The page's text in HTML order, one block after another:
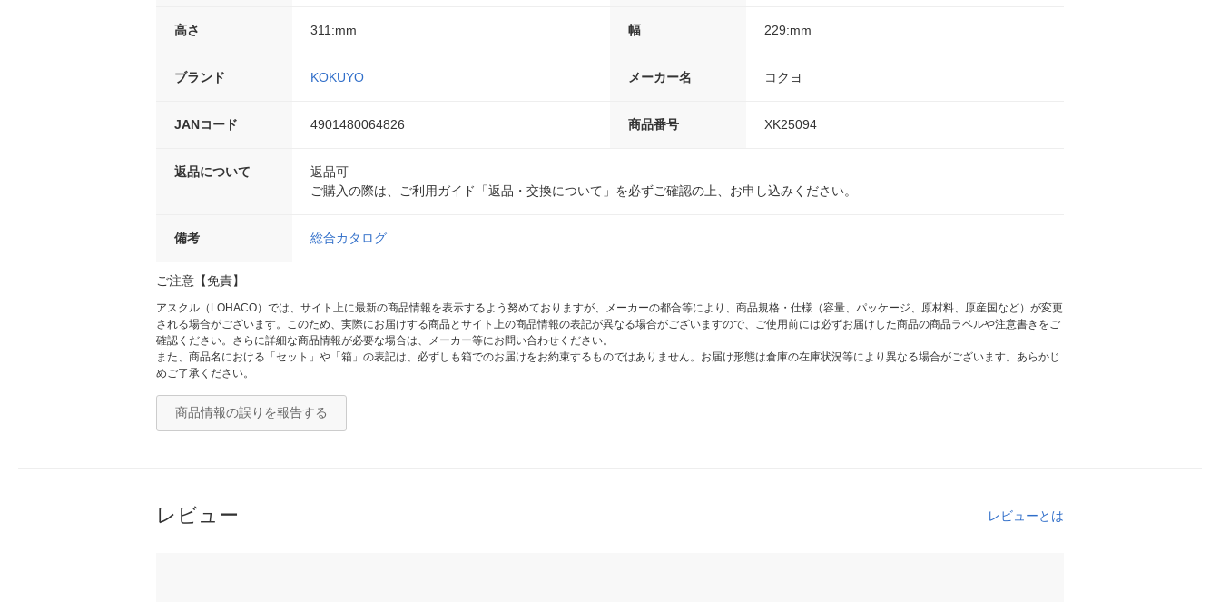
高さ 311:mm 幅 229:mm
ブランド KOKUYO メーカー名 コクヨ
JANコード 4901480064826 商品番号 XK25094
返品について
返品可
ご購入の際は、ご利用ガイド「返品・交換について」を必ずご確認の上、お申し込みください。
備考 総合カタログ
ご注意【免責】
アスクル（LOHACO）では、サイト上に最新の商品情報を表示するよう努めておりますが、メーカーの都合等により、商品規格・仕様（容量、パッケージ、原材料、原産国など）が変更
される場合がございます。このため、実際にお届けする商品とサイト上の商品情報の表記が異なる場合がございますので、ご使用前には必ずお届けした商品の商品ラベルや注意書きをご
確認ください。さらに詳細な商品情報が必要な場合は、メーカー等にお問い合わせください。
また、商品名における「セット」や「箱」の表記は、必ずしも箱でのお届けをお約束するものではありません。お届け形態は倉庫の在庫状況等により異なる場合がございます。あらかじ
めご了承ください。
商品情報の誤りを報告する
レビュー レビューとは